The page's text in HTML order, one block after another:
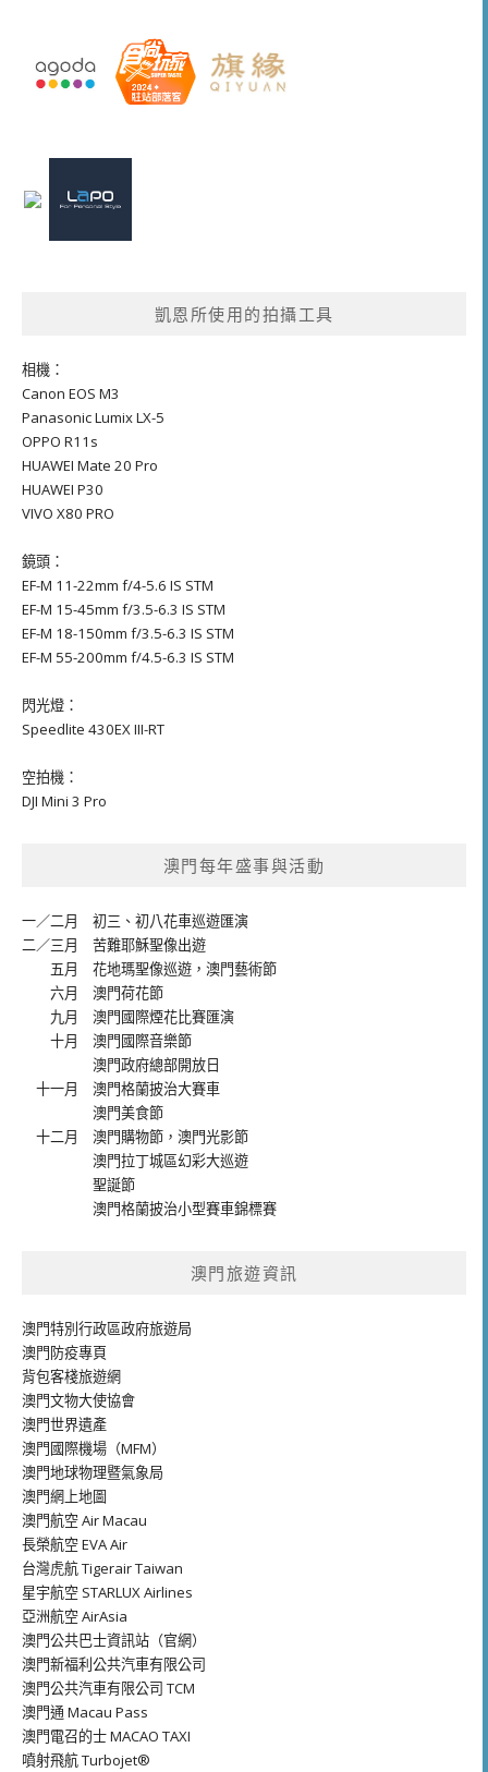
凱恩所使用的拍攝工具
相機：
Canon EOS M3
Panasonic Lumix LX-5
OPPO R11s
HUAWEI Mate 20 Pro
HUAWEI P30
VIVO X80 PRO
鏡頭：
EF-M 11-22mm f/4-5.6 IS STM
EF-M 15-45mm f/3.5-6.3 IS STM
EF-M 18-150mm f/3.5-6.3 IS STM
EF-M 55-200mm f/4.5-6.3 IS STM
閃光燈：
Speedlite 430EX III-RT
空拍機：
DJI Mini 3 Pro
澳門每年盛事與活動
一／二月 初三、初八花車巡遊匯演
二／三月 苦難耶穌聖像出遊
五月 花地瑪聖像巡遊 ， 澳門藝術節
六月 澳門荷花節
九月 澳門國際煙花比賽匯演
十月 澳門國際音樂節
澳門政府總部開放日
十一月 澳門格蘭披治大賽車
澳門美食節
十二月 澳門購物節 ， 澳門光影節
澳門拉丁城區幻彩大巡遊
聖誕節
澳門格蘭披治小型賽車錦標賽
澳門旅遊資訊
澳門特別行政區政府旅遊局
澳門防疫專頁
背包客棧旅遊網
澳門文物大使協會
澳門世界遺產
澳門國際機場（MFM）
澳門地球物理暨氣象局
澳門網上地圖
澳門航空 Air Macau
長榮航空 EVA Air
台灣虎航 Tigerair Taiwan
星宇航空 STARLUX Airlines
亞洲航空 AirAsia
澳門公共巴士資訊站（官網）
澳門新福利公共汽車有限公司
澳門公共汽車有限公司 TCM
澳門通 Macau Pass
澳門電召的士 MACAO TAXI
噴射飛航 Turbojet®